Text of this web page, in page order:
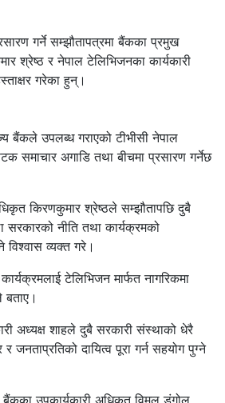
गर्ने सम्झौतापत्रमा बैंकका प्रमुख
श्रेष्ठ र नेपाल टेलिभिजनका कार्यकारी
गरेका हुन्।
बैंकले उपलब्ध गराएको टीभीसी नेपाल
समाचार अगाडि तथा बीचमा प्रसारण गर्नेछ
किरणकुमार श्रेष्ठले सम्झौतापछि दुबै
सरकारको नीति तथा कार्यक्रमको
विश्वास व्यक्त गरे।
टेलिभिजन मार्फत नागरिकमा
अध्यक्ष शाहले दुबै सरकारी संस्थाको धेरै
जनताप्रतिको दायित्व पूरा गर्न सहयोग पुग्ने